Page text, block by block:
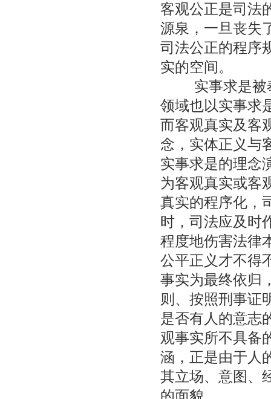
客观公正是司法
源泉，一旦丧失
司法公正的程序
实的空间。
实事求是被奉
领域也以实事求
而客观真实及客
念，实体正义与
实事求是的理念
为客观真实或客
真实的程序化，
时，司法应及时
程度地伤害法律
公平正义才不得
事实为最终依归
则、按照刑事证
是否有人的意志
观事实所不具备
涵，正是由于人
其立场、意图、
的面貌。